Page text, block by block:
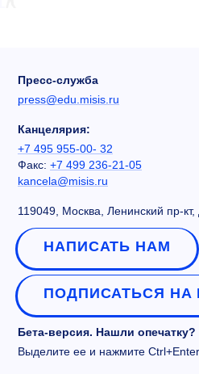
Пресс-служба
press@edu.misis.ru
Канцелярия:
+7 495 955-00- 32
Факс: +7 499 236-21-05
kancela@misis.ru
119049, Москва, Ленинский пр-кт,
НАПИСАТЬ НАМ
ПОДПИСАТЬСЯ НА
Бета-версия. Нашли опечатку?
Выделите ее и нажмите